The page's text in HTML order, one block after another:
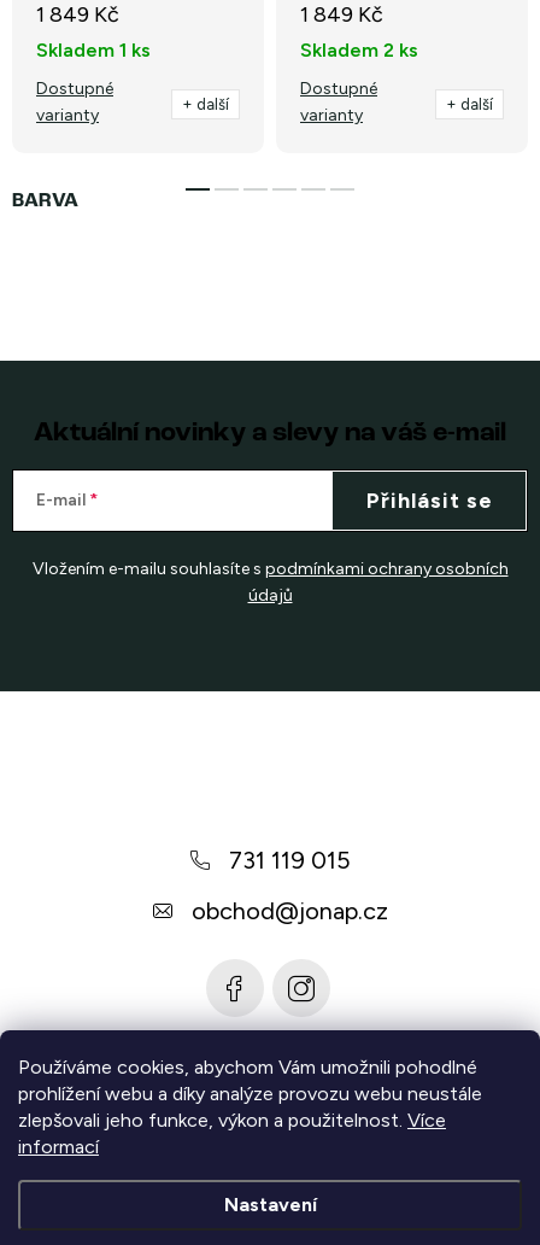
Používáme cookies, abychom Vám umožnili pohodlné
prohlížení webu a díky analýze provozu webu neustále
zlepšovali jeho funkce, výkon a použitelnost. Více
informací
Nastavení
1 849 Kč
Skladem 1 ks
Dostupné
varianty
+ další
1 849 Kč
Skladem 2 ks
Dostupné
varianty
+ další
Aktuální novinky a slevy na váš e-mail
E-mail
Vložením e-mailu souhlasíte s podmínkami ochrany osobních
údajů
Přihlásit se
731 119 015
obchod@jonap.cz
Informace pro vás
Zjistěte více